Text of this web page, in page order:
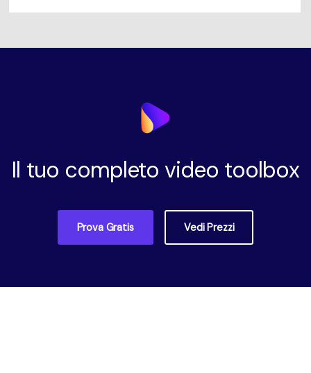
Il tuo completo video toolbox
Prova Gratis Vedi Prezzi